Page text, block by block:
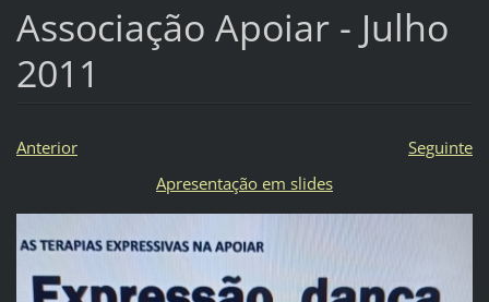
Associação Apoiar - Julho
2011
Anterior
Seguinte
Apresentação em slides